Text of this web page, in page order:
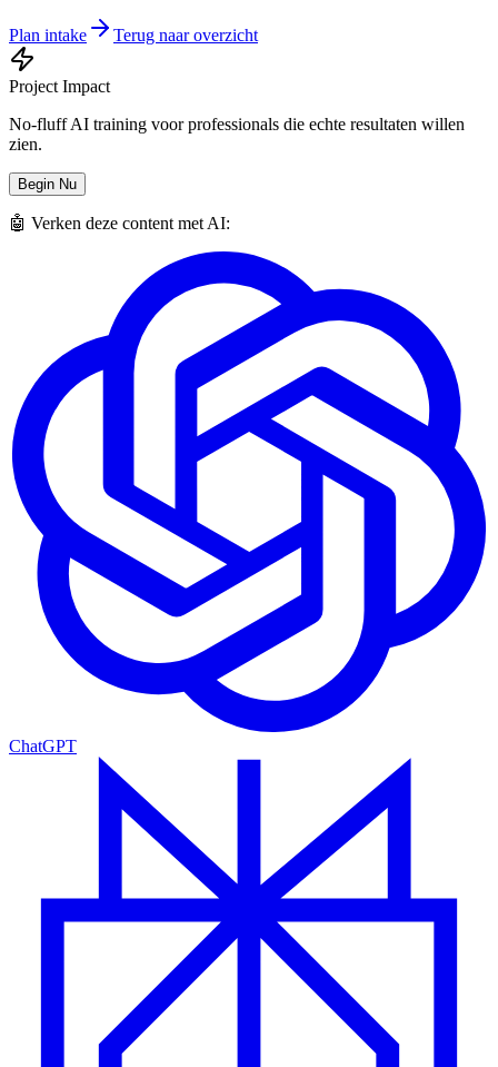
Plan intake Terug naar overzicht
Project Impact
No-fluff AI training voor professionals die echte resultaten willen
zien.
Begin Nu
🤖 Verken deze content met AI:
ChatGPT